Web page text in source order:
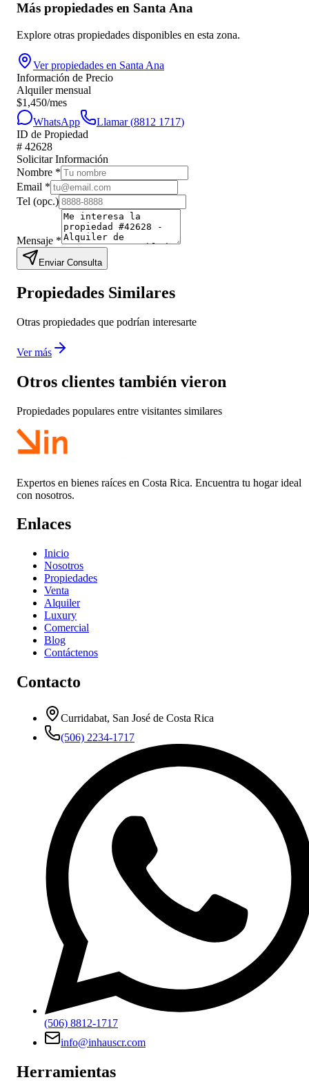
Más propiedades en Santa Ana
Explore otras propiedades disponibles en esta zona.
Ver propiedades en Santa Ana
Información de Precio
Alquiler mensual
$1,450/mes
WhatsApp
Llamar (8812 1717)
ID de Propiedad
# 42628
Solicitar Información
Nombre *
Email *
Tel (opc.)
Mensaje *
Enviar Consulta
Propiedades Similares
Otras propiedades que podrían interesarte
Ver más
Otros clientes también vieron
Propiedades populares entre visitantes similares
Expertos en bienes raíces en Costa Rica. Encuentra tu hogar ideal
con nosotros.
Enlaces
Inicio
Nosotros
Propiedades
Venta
Alquiler
Luxury
Comercial
Blog
Contáctenos
Contacto
Curridabat, San José de Costa Rica
(506) 2234-1717
(506) 8812-1717
info@inhauscr.com
Herramientas